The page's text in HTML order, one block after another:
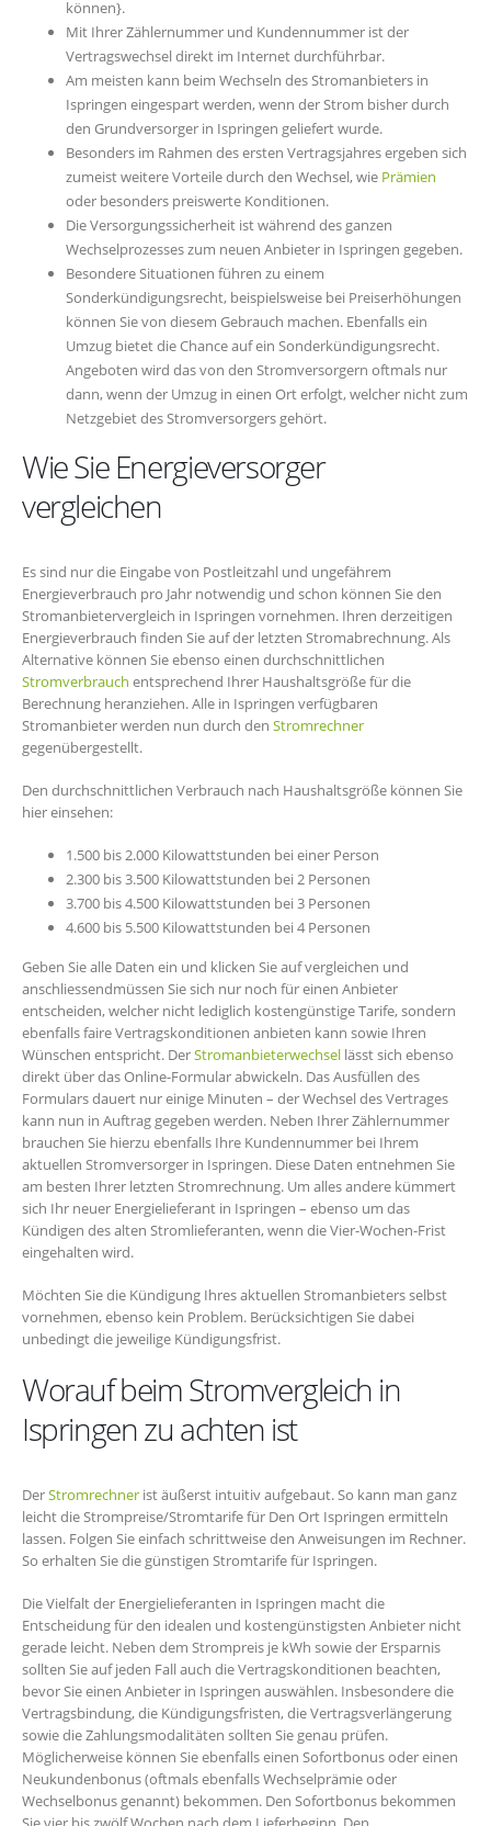
können}.
Mit Ihrer Zählernummer und Kundennummer ist der
Vertragswechsel direkt im Internet durchführbar.
Am meisten kann beim Wechseln des Stromanbieters in
Ispringen eingespart werden, wenn der Strom bisher durch
den Grundversorger in Ispringen geliefert wurde.
Besonders im Rahmen des ersten Vertragsjahres ergeben sich
zumeist weitere Vorteile durch den Wechsel, wie Prämien
oder besonders preiswerte Konditionen.
Die Versorgungssicherheit ist während des ganzen
Wechselprozesses zum neuen Anbieter in Ispringen gegeben.
Besondere Situationen führen zu einem
Sonderkündigungsrecht, beispielsweise bei Preiserhöhungen
können Sie von diesem Gebrauch machen. Ebenfalls ein
Umzug bietet die Chance auf ein Sonderkündigungsrecht.
Angeboten wird das von den Stromversorgern oftmals nur
dann, wenn der Umzug in einen Ort erfolgt, welcher nicht zum
Netzgebiet des Stromversorgers gehört.
Wie Sie Energieversorger
vergleichen
Es sind nur die Eingabe von Postleitzahl und ungefährem
Energieverbrauch pro Jahr notwendig und schon können Sie den
Stromanbietervergleich in Ispringen vornehmen. Ihren derzeitigen
Energieverbrauch finden Sie auf der letzten Stromabrechnung. Als
Alternative können Sie ebenso einen durchschnittlichen
Stromverbrauch entsprechend Ihrer Haushaltsgröße für die
Berechnung heranziehen. Alle in Ispringen verfügbaren
Stromanbieter werden nun durch den Stromrechner
gegenübergestellt.
Den durchschnittlichen Verbrauch nach Haushaltsgröße können Sie
hier einsehen:
1.500 bis 2.000 Kilowattstunden bei einer Person
2.300 bis 3.500 Kilowattstunden bei 2 Personen
3.700 bis 4.500 Kilowattstunden bei 3 Personen
4.600 bis 5.500 Kilowattstunden bei 4 Personen
Geben Sie alle Daten ein und klicken Sie auf vergleichen und
anschliessendmüssen Sie sich nur noch für einen Anbieter
entscheiden, welcher nicht lediglich kostengünstige Tarife, sondern
ebenfalls faire Vertragskonditionen anbieten kann sowie Ihren
Wünschen entspricht. DerStromanbieterwechsel lässt sich ebenso
direkt über das Online-Formular abwickeln. Das Ausfüllen des
Formulars dauert nur einige Minuten – der Wechsel des Vertrages
kann nun in Auftrag gegeben werden. Neben Ihrer Zählernummer
brauchen Sie hierzu ebenfalls Ihre Kundennummer bei Ihrem
aktuellen Stromversorger in Ispringen. Diese Daten entnehmen Sie
am besten Ihrer letzten Stromrechnung. Um alles andere kümmert
sich Ihr neuer Energielieferant in Ispringen – ebenso um das
Kündigen des alten Stromlieferanten, wenn die Vier-Wochen-Frist
eingehalten wird.
Möchten Sie die Kündigung Ihres aktuellen Stromanbieters selbst
vornehmen, ebenso kein Problem. Berücksichtigen Sie dabei
unbedingt die jeweilige Kündigungsfrist.
Worauf beim Stromvergleich in
Ispringen zu achten ist
DerStromrechner ist äußerst intuitiv aufgebaut. So kann man ganz
leicht die Strompreise/Stromtarife für Den Ort Ispringen ermitteln
lassen. Folgen Sie einfach schrittweise den Anweisungen im Rechner.
So erhalten Sie die günstigen Stromtarife für Ispringen.
Die Vielfalt der Energielieferanten in Ispringen macht die
Entscheidung für den idealen und kostengünstigsten Anbieter nicht
gerade leicht. Neben dem Strompreis je kWh sowie der Ersparnis
sollten Sie auf jeden Fall auch die Vertragskonditionen beachten,
bevor Sie einen Anbieter in Ispringen auswählen. Insbesondere die
Vertragsbindung, die Kündigungsfristen, die Vertragsverlängerung
sowie die Zahlungsmodalitäten sollten Sie genau prüfen.
Möglicherweise können Sie ebenfalls einen Sofortbonus oder einen
Neukundenbonus (oftmals ebenfalls Wechselprämie oder
Wechselbonus genannt) bekommen. Den Sofortbonus bekommen